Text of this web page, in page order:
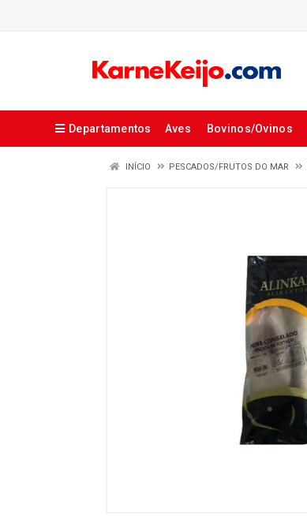
Departamentos Aves Bovinos/Ovinos
INÍCIO PESCADOS/FRUTOS DO MAR